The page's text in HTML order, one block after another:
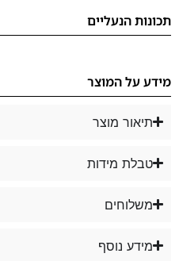
תכונות הנעליים
מידע על המוצר
תיאור מוצר
טבלת מידות
משלוחים
מידע נוסף